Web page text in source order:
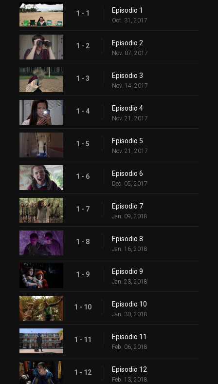
1 - 1 Episodio 1
Oct. 31, 2017
1 - 2 Episodio 2
Nov. 07, 2017
1 - 3 Episodio 3
Nov. 14, 2017
1 - 4 Episodio 4
Nov. 21, 2017
1 - 5 Episodio 5
Nov. 21, 2017
1 - 6 Episodio 6
Dec. 05, 2017
1 - 7 Episodio 7
Jan. 09, 2018
1 - 8 Episodio 8
Jan. 16, 2018
1 - 9 Episodio 9
Jan. 23, 2018
1 - 10 Episodio 10
Jan. 30, 2018
1 - 11 Episodio 11
Feb. 06, 2018
1 - 12 Episodio 12
Feb. 13, 2018